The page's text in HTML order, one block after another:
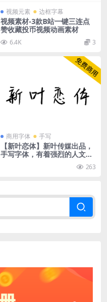
视频元素 边框字幕
视频素材-3款B站一键三连点
赞收藏投币视频动画素材
6.4K 3
商用字体 手写
【新叶恋体】新叶传媒出品，
手写字体，有着强烈的人文气
263